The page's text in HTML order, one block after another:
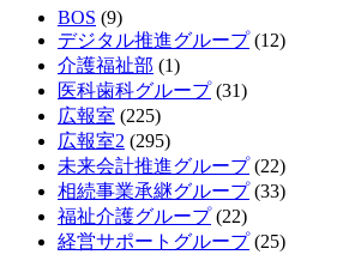
BOS (9)
デジタル推進グループ(12)
介護福祉部 (1)
医科歯科グループ(31)
広報室 (225)
広報室2 (295)
未来会計推進グループ(22)
相続事業承継グループ(33)
福祉介護グループ(22)
経営サポートグループ(25)